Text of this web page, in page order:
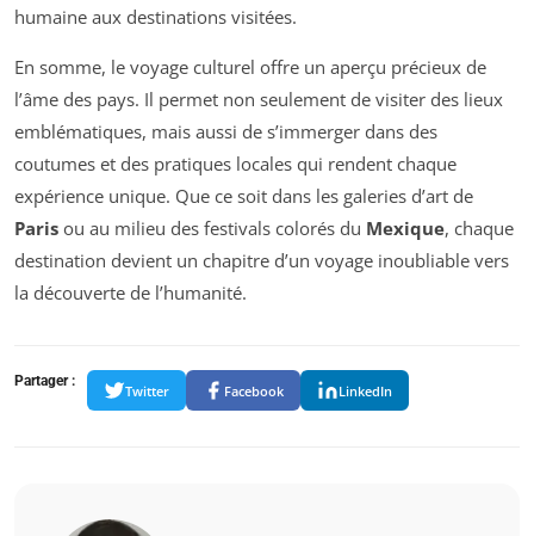
humaine aux destinations visitées.
En somme, le voyage culturel offre un aperçu précieux de
l’âme des pays. Il permet non seulement de visiter des lieux
emblématiques, mais aussi de s’immerger dans des
coutumes et des pratiques locales qui rendent chaque
expérience unique. Que ce soit dans les galeries d’art de
Paris ou au milieu des festivals colorés du Mexique, chaque
destination devient un chapitre d’un voyage inoubliable vers
la découverte de l’humanité.
Partager :
Twitter Facebook LinkedIn